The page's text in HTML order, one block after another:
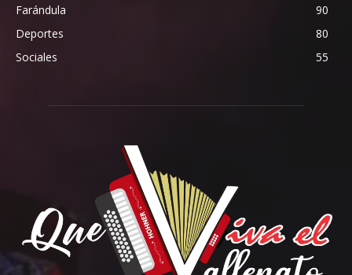
Farándula
90
Deportes
80
Sociales
55